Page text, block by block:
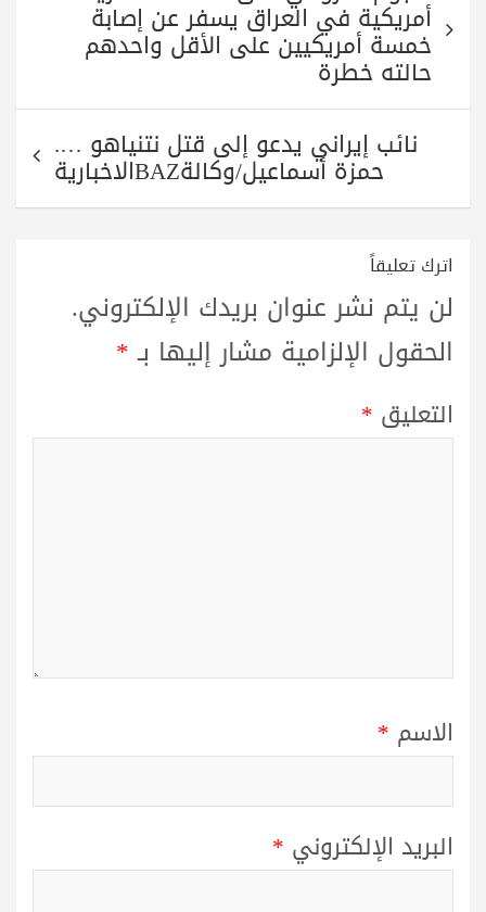
أمريكية في العراق يسفر عن إصابة
خمسة أمريكيين على الأقل واحدهم
حالته خطرة
نائب إيراني يدعو إلى قتل نتنياهو ….
حمزة أسماعيل/وكالةBAZالاخبارية
اترك تعليقاً
لن يتم نشر عنوان بريدك الإلكتروني.
الحقول الإلزامية مشار إليها بـ*
التعليق *
الاسم *
البريد الإلكتروني *